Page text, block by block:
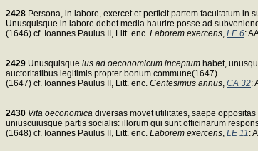
2428 Persona, in labore, exercet et perficit partem facultatum in
Unusquisque in labore debet media haurire posse ad
(1646) cf. Ioannes Paulus II, Litt. enc. Laborem exercens LE 6:
2429 Unusquisque ius ad oeconomicum inceptum habet,
auctoritatibus legitimis propter bonum commune(1647).
(1647) cf. Ioannes Paulus II, Litt. enc. Centesimus annus CA 32:
2430 Vita oeconomica diversas movet utilitates, saepe
uniuscuiusque partis socialis: illorum qui sunt officinarum
(1648) cf. Ioannes Paulus II, Litt. enc. Laborem exercens LE 11 :